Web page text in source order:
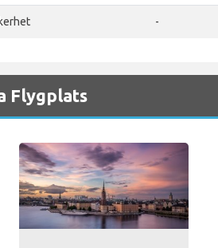
-
Flygplats